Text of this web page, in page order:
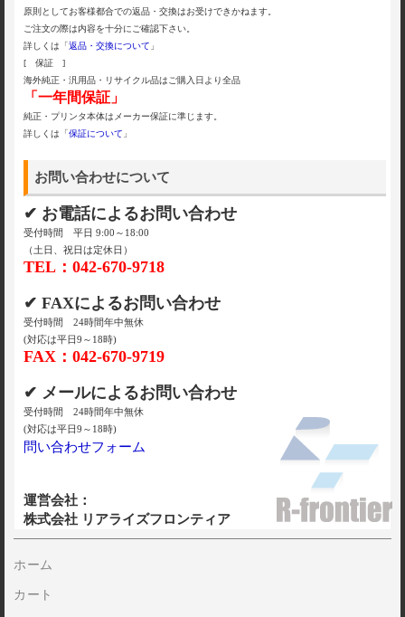
原則としてお客様都合での返品・交換はお受けできかねます。
ご注文の際は内容を十分にご確認下さい。
詳しくは「返品・交換について 」
[ 保証 ]
海外純正・汎用品・リサイクル品はご購入日より全品
「一年間保証」
純正・プリンタ本体はメーカー保証に準じます。
詳しくは「保証について 」
お問い合わせについて
✔ お電話によるお問い合わせ
受付時間 平日 9:00～18:00
（土日、祝日は定休日）
TEL：042-670-9718
✔ FAXによるお問い合わせ
受付時間 24時間年中無休
(対応は平日9～18時)
FAX：042-670-9719
✔ メールによるお問い合わせ
受付時間 24時間年中無休
(対応は平日9～18時)
問い合わせフォーム
運営会社：
株式会社 リアライズフロンティア
ホーム
カート